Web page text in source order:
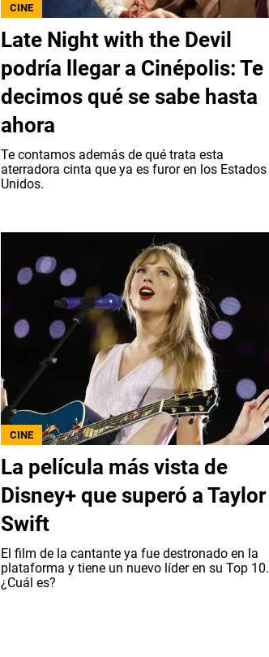
CINE
Late Night with the Devil
podría llegar a Cinépolis: Te
decimos qué se sabe hasta
ahora
Te contamos además de qué trata esta
aterradora cinta que ya es furor en los Estados
Unidos.
CINE
La película más vista de
Disney+ que superó a Taylor
Swift
El film de la cantante ya fue destronado en la
plataforma y tiene un nuevo líder en su Top 10.
¿Cuál es?